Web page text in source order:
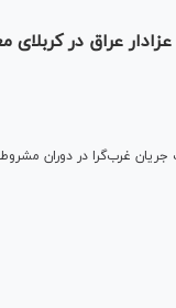
عراق در کربلای
غرب‌گرا در دوران